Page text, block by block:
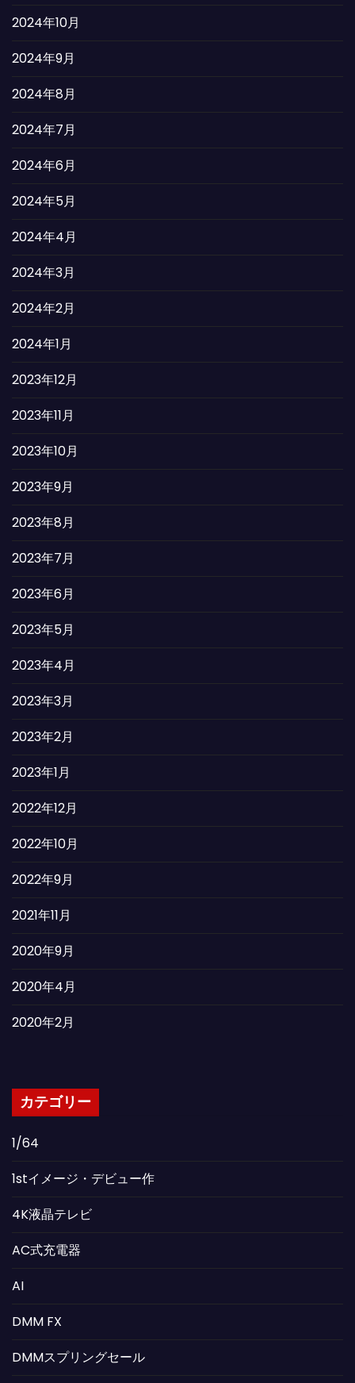
2024年10月
2024年9月
2024年8月
2024年7月
2024年6月
2024年5月
2024年4月
2024年3月
2024年2月
2024年1月
2023年12月
2023年11月
2023年10月
2023年9月
2023年8月
2023年7月
2023年6月
2023年5月
2023年4月
2023年3月
2023年2月
2023年1月
2022年12月
2022年10月
2022年9月
2021年11月
2020年9月
2020年4月
2020年2月
カテゴリー
1/64
1stイメージ・デビュー作
4K液晶テレビ
AC式充電器
AI
DMM FX
DMMスプリングセール